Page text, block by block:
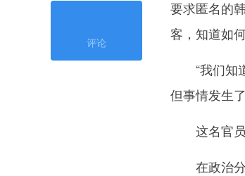
评论
要求匿名的
客，知道如何
“我们知道
但事情发生
这名官员
在政治分